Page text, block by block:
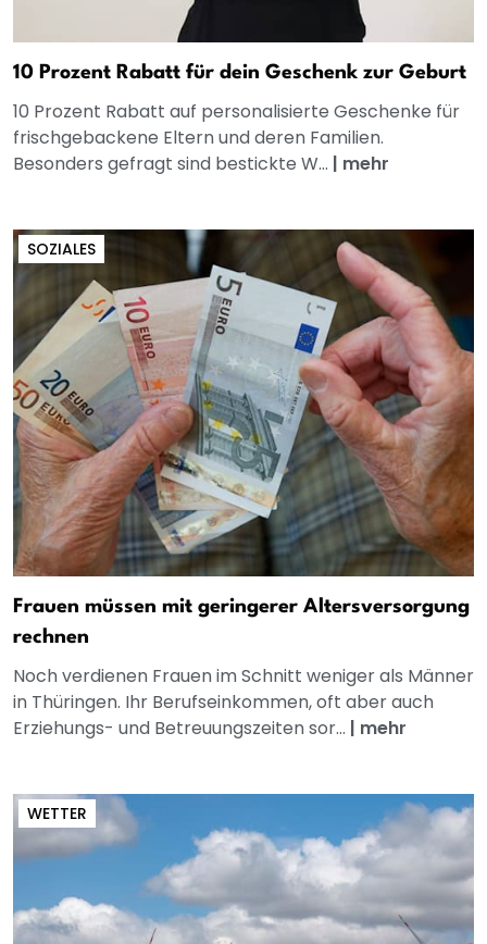
10 Prozent Rabatt für dein Geschenk zur Geburt
10 Prozent Rabatt auf personalisierte Geschenke für
frischgebackene Eltern und deren Familien.
Besonders gefragt sind bestickte W... | mehr
SOZIALES
Frauen müssen mit geringerer Altersversorgung
rechnen
Noch verdienen Frauen im Schnitt weniger als Männer
in Thüringen. Ihr Berufseinkommen, oft aber auch
Erziehungs- und Betreuungszeiten sor... | mehr
WETTER